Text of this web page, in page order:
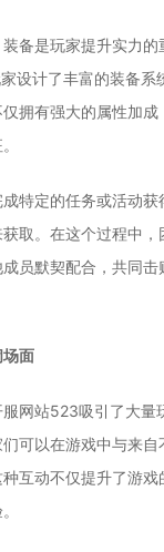
备是玩家提升实力
设计了丰富的装备系
拥有强大的属性加成
特定的任务或活动
取。在这个过程中
员默契配合，共同
面
网站523吸引了大量
可以在游戏中与来自
互动不仅提升了游